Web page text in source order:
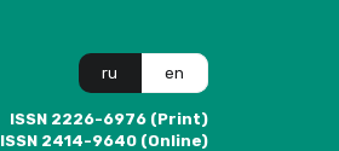
ru en
ISSN 2226-6976 (Print)
ISSN 2414-9640 (Online)